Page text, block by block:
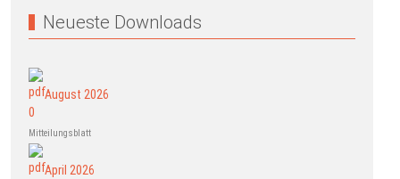
Neueste Downloads
August 2026
Mitteilungsblatt
April 2026